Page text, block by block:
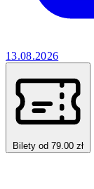
13.08.2026
Bilety od 79.00 zł